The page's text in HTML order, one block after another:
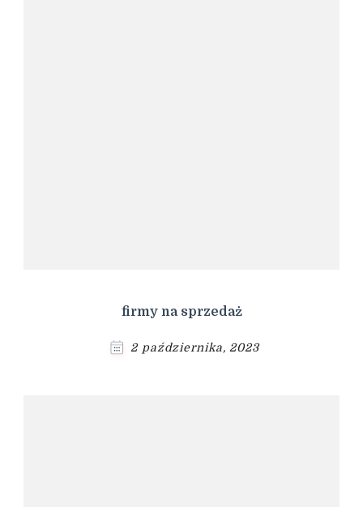
firmy na sprzedaż
2 października, 2023